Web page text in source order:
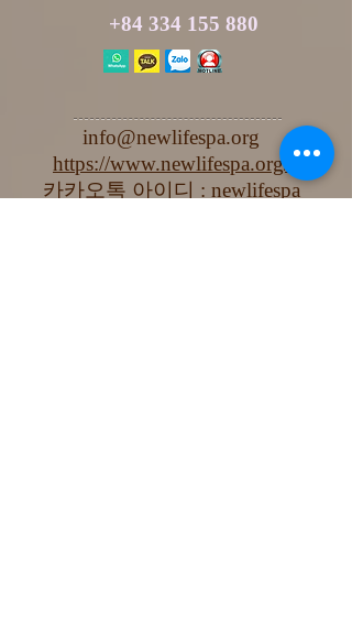
+84 334 155 880
info@newlifespa.org
https://www.newlifespa.org/
카카오톡 아이디 : newlifespa